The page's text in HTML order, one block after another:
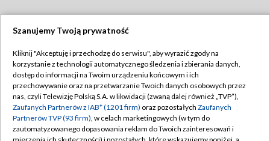
TVP
Abonament TVP
Emisja w TVP
Centrum informacji TVP
Regulamin TVP
Polityka prywatności
Moje zgody
Szanujemy Twoją prywatność
Kliknij "Akceptuję i przechodzę do serwisu", aby wyrazić zgody na
korzystanie z technologii automatycznego śledzenia i zbierania danych,
dostęp do informacji na Twoim urządzeniu końcowym i ich
przechowywanie oraz na przetwarzanie Twoich danych osobowych przez
nas, czyli Telewizję Polską S.A. w likwidacji (zwaną dalej również „TVP”),
Zaufanych Partnerów z IAB* (1201 firm) oraz pozostałych Zaufanych
Partnerów TVP (93 firm), w celach marketingowych (w tym do
zautomatyzowanego dopasowania reklam do Twoich zainteresowań i